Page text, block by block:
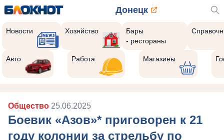
Донецк
Новости Хозяйство
Бары
- рестораны
Авто Работа Магазины
Общество 25.06.2025
Боевик «Азов»* приговорен к 21
году колонии за стрельбу по